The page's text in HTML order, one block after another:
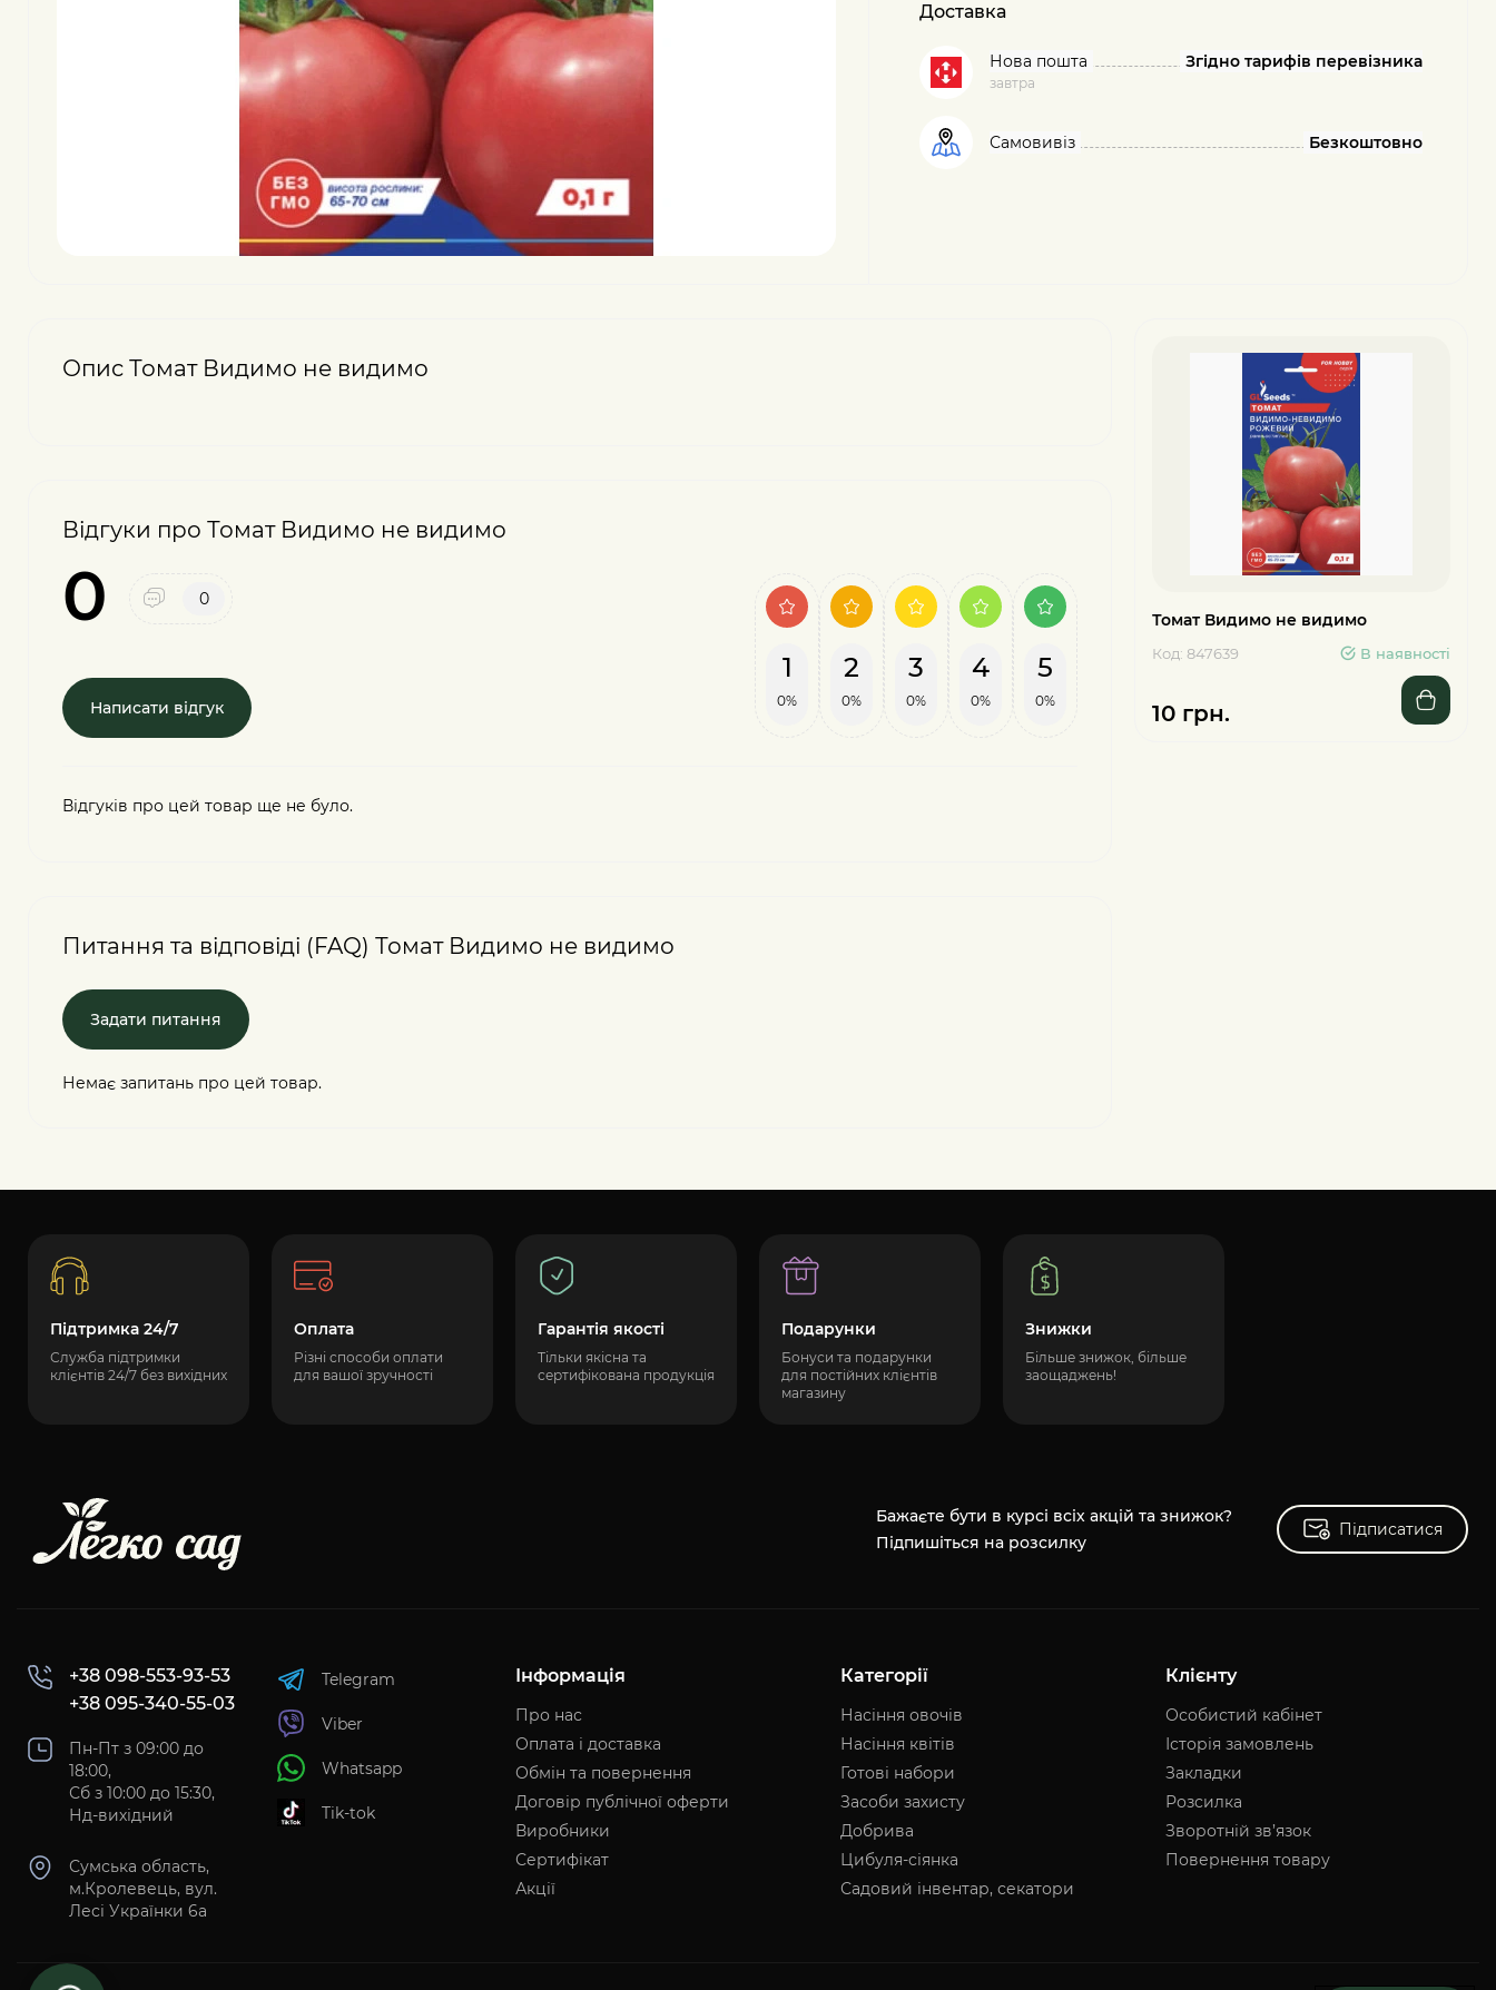
Доставка
Нова пошта
завтра
Згідно тарифів перевізника
Самовивіз Безкоштовно
Опис Томат Видимо не видимо
Відгуки про Томат Видимо не видимо
0 0
Написати відгук
1
0%
2
0%
3
0%
4
0%
5
0%
Відгуків про цей товар ще не було.
Питання та відповіді (FAQ) Томат Видимо не видимо
Задати питання
Немає запитань про цей товар.
Томат Видимо не видимо
Код: 847639 В наявності
10 грн.
Підтримка 24/7
Служба підтримки
клієнтів 24/7 без вихідних
Оплата
Різні способи оплати
для вашої зручності
Гарантія якості
Тільки якісна та
сертифікована продукція
Подарунки
Бонуси та подарунки
для постійних клієнтів
магазину
Знижки
Більше знижок, більше
заощаджень!
Бажаєте бути в курсі всіх акцій та знижок?
Підпишіться на розсилку
Підписатися
Підписатися
+38 098-553-93-53
+38 095-340-55-03
Пн-Пт з 09:00 до
18:00,
Сб з 10:00 до 15:30,
Нд-вихідний
Сумська область,
м.Кролевець, вул.
Лесі Українки 6а
Telegram
Viber
Whatsapp
Tik-tok
Інформація
Про нас
Оплата і доставка
Обмін та повернення
Договір публічної оферти
Виробники
Сертифікат
Акції
Категорії
Насіння овочів
Насіння квітів
Готові набори
Засоби захисту
Добрива
Цибуля-сіянка
Садовий інвентар, секатори
Клієнту
Особистий кабінет
Історія замовлень
Закладки
Розсилка
Зворотній зв’язок
Повернення товару